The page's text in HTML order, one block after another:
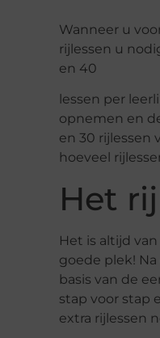
Wanneer u
rijlessen u
en 40
lessen per
opnemen en
en 30 rijlessen
hoeveel
Het
Het is altijd
goede plek!
basis van de
stap voor stap
extra rijlessen